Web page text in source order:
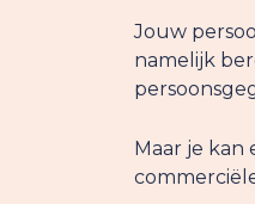
Jouw
namelijk
Maar je